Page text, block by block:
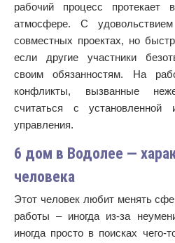
рабочий процесс протекает
атмосфере. С
совместных проектах, но
если другие участники
своим обязанностям. На
конфликты, вызванные
считаться с установленной
управления.
6 дом в Водолее —
человека
Этот человек любит менять
работы – иногда из-за
иногда просто в поисках чего-